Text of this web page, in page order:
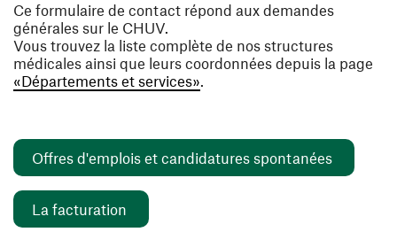
Ce formulaire de contact répond aux demandes
générales sur le CHUV.
Vous trouvez la liste complète de nos structures
médicales ainsi que leurs coordonnées depuis la page
«Départements et services».
Offres d'emplois et candidatures spontanées
La facturation